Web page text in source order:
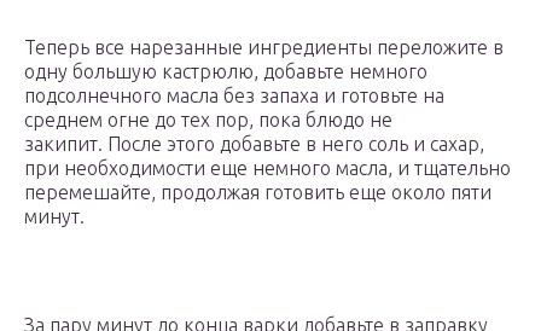
Теперь все нарезанные ингредиенты переложите в
одну большую кастрюлю, добавьте немного
подсолнечного масла без запаха и готовьте на
среднем огне до тех пор, пока блюдо не
закипит. После этого добавьте в него соль и сахар,
при необходимости еще немного масла, и тщательно
перемешайте, продолжая готовить еще около пяти
минут.
За пару минут до конца варки добавьте в заправку